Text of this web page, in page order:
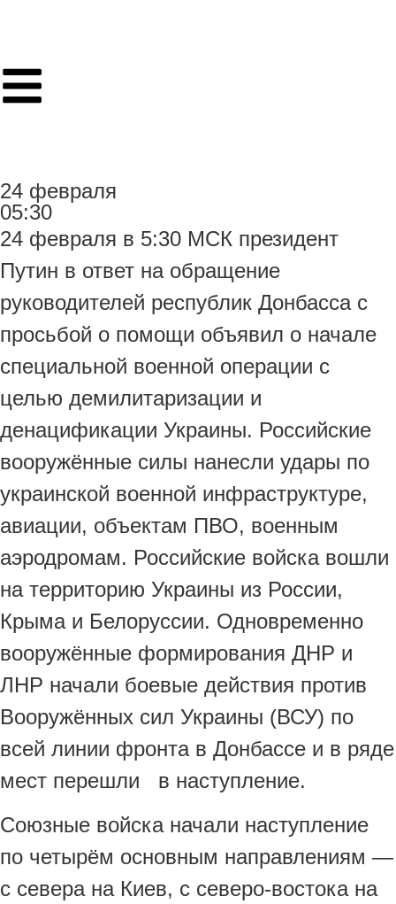
24 февраля
05:30
24 февраля в 5:30 МСК президент
Путин в ответ на обращение
руководителей республик Донбасса с
просьбой о помощи объявил о начале
специальной военной операции с
целью демилитаризации и
денацификации Украины. Российские
вооружённые силы нанесли удары по
украинской военной инфраструктуре,
авиации, объектам ПВО, военным
аэродромам. Российские войска вошли
на территорию Украины из России,
Крыма и Белоруссии. Одновременно
вооружённые формирования ДНР и
ЛНР начали боевые действия против
Вооружённых сил Украины (ВСУ) по
всей линии фронта в Донбассе и в ряде
мест перешли в наступление.
Союзные войска начали наступление
по четырём основным направлениям —
с севера на Киев, с северо-востока на